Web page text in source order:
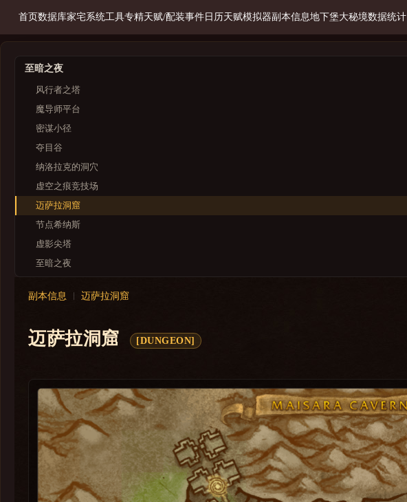
首页数据库家宅系统工具专精天赋/配装事件日历天赋模拟器副本信息地下堡大秘境数据统计
至暗之夜
风行者之塔
魔导师平台
密谋小径
夺目谷
纳洛拉克的洞穴
虚空之痕竞技场
迈萨拉洞窟
节点希纳斯
虚影尖塔
至暗之夜
进军奎尔丹纳斯
地心之战
暗影国度
争霸艾泽拉斯
军团再临
德拉诺之王
熊猫人之谜
副本信息 迈萨拉洞窟
迈萨拉洞窟 [DUNGEON]